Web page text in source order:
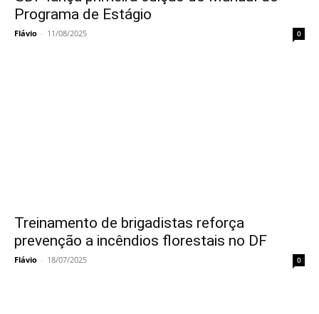
Programa de Estágio
Flávio - 11/08/2025 0
Treinamento de brigadistas reforça
prevenção a incêndios florestais no DF
Flávio - 18/07/2025 0